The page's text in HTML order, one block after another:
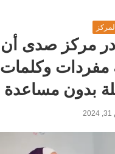
مركز صدى أن
مفردات وكلمات
بدون مساعدة